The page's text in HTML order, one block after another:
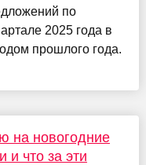
по
2025 года в
прошлого года.
на новогодние
и что за эти